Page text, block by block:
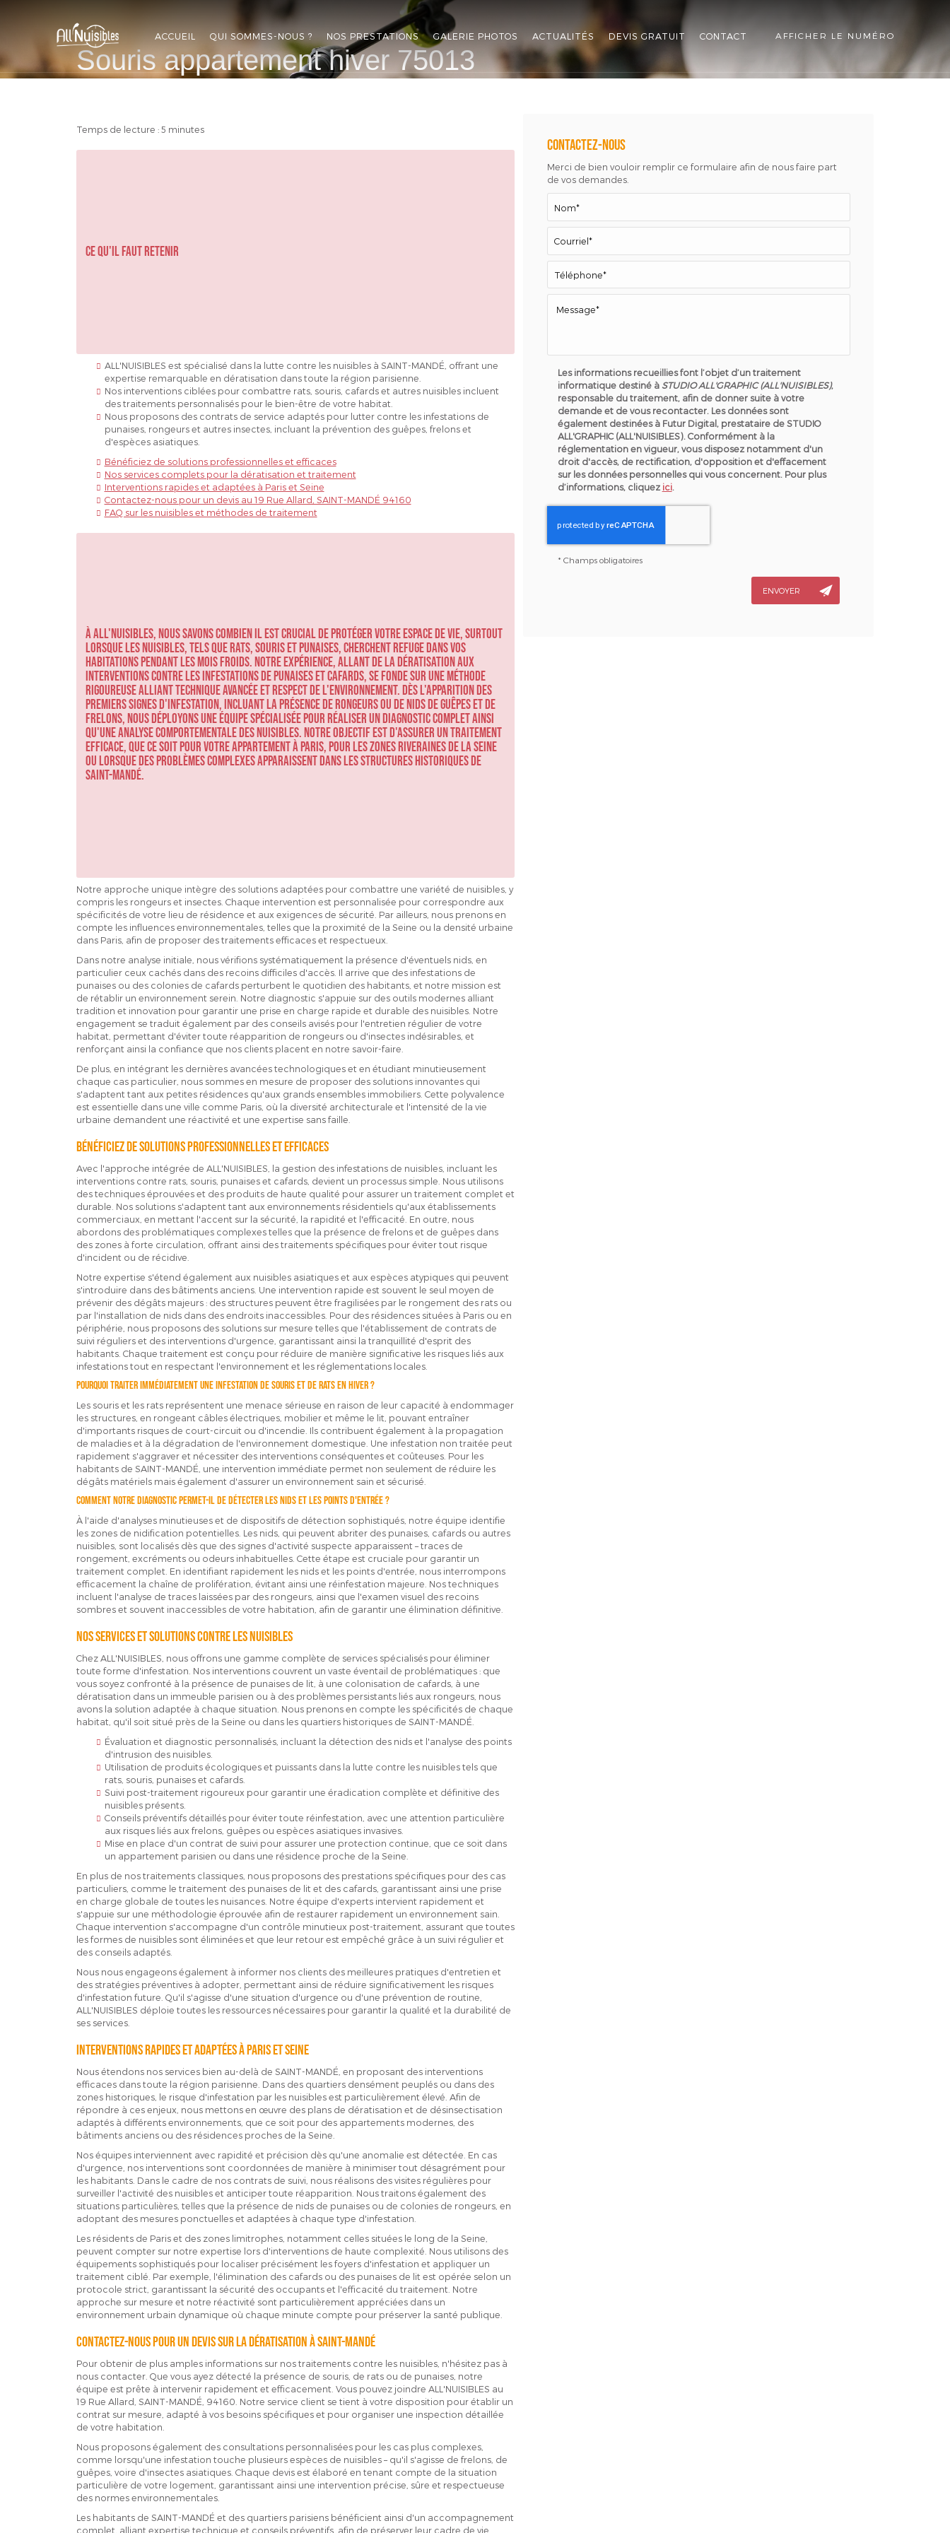
ACCUEIL QUI SOMMES-NOUS ? NOS PRESTATIONS GALERIE PHOTOS ACTUALITÉS DEVIS GRATUIT CONTACT AFFICHER LE NUMÉRO
Souris appartement hiver 75013
Temps de lecture : 5 minutes
Ce qu'il faut retenir
ALL'NUISIBLES est spécialisé dans la lutte contre les nuisibles à SAINT-MANDÉ, offrant une
expertise remarquable en dératisation dans toute la région parisienne.
Nos interventions ciblées pour combattre rats, souris, cafards et autres nuisibles incluent
des traitements personnalisés pour le bien-être de votre habitat.
Nous proposons des contrats de service adaptés pour lutter contre les infestations de
punaises, rongeurs et autres insectes, incluant la prévention des guêpes, frelons et
d'espèces asiatiques.
Bénéficiez de solutions professionnelles et efficaces
Nos services complets pour la dératisation et traitement
Interventions rapides et adaptées à Paris et Seine
Contactez-nous pour un devis au 19 Rue Allard, SAINT-MANDÉ 94160
FAQ sur les nuisibles et méthodes de traitement
À ALL'NUISIBLES, nous savons combien il est crucial de protéger votre espace de vie, surtout
lorsque les nuisibles, tels que rats, souris et punaises, cherchent refuge dans vos
habitations pendant les mois froids. Notre expérience, allant de la dératisation aux
interventions contre les infestations de punaises et cafards, se fonde sur une méthode
rigoureuse alliant technique avancée et respect de l'environnement. Dès l'apparition des
premiers signes d'infestation, incluant la présence de rongeurs ou de nids de guêpes et de
frelons, nous déployons une équipe spécialisée pour réaliser un diagnostic complet ainsi
qu'une analyse comportementale des nuisibles. Notre objectif est d'assurer un traitement
efficace, que ce soit pour votre appartement à Paris, pour les zones riveraines de la Seine
ou lorsque des problèmes complexes apparaissent dans les structures historiques de
SAINT-MANDÉ.
Notre approche unique intègre des solutions adaptées pour combattre une variété de nuisibles, y
compris les rongeurs et insectes. Chaque intervention est personnalisée pour correspondre aux
spécificités de votre lieu de résidence et aux exigences de sécurité. Par ailleurs, nous prenons en
compte les influences environnementales, telles que la proximité de la Seine ou la densité urbaine
dans Paris, afin de proposer des traitements efficaces et respectueux.
Dans notre analyse initiale, nous vérifions systématiquement la présence d'éventuels nids, en
particulier ceux cachés dans des recoins difficiles d'accès. Il arrive que des infestations de
punaises ou des colonies de cafards perturbent le quotidien des habitants, et notre mission est
de rétablir un environnement serein. Notre diagnostic s'appuie sur des outils modernes alliant
tradition et innovation pour garantir une prise en charge rapide et durable des nuisibles. Notre
engagement se traduit également par des conseils avisés pour l'entretien régulier de votre
habitat, permettant d'éviter toute réapparition de rongeurs ou d'insectes indésirables, et
renforçant ainsi la confiance que nos clients placent en notre savoir-faire.
De plus, en intégrant les dernières avancées technologiques et en étudiant minutieusement
chaque cas particulier, nous sommes en mesure de proposer des solutions innovantes qui
s'adaptent tant aux petites résidences qu'aux grands ensembles immobiliers. Cette polyvalence
est essentielle dans une ville comme Paris, où la diversité architecturale et l'intensité de la vie
urbaine demandent une réactivité et une expertise sans faille.
Bénéficiez de solutions professionnelles et efficaces
Avec l'approche intégrée de ALL'NUISIBLES, la gestion des infestations de nuisibles, incluant les
interventions contre rats, souris, punaises et cafards, devient un processus simple. Nous utilisons
des techniques éprouvées et des produits de haute qualité pour assurer un traitement complet et
durable. Nos solutions s'adaptent tant aux environnements résidentiels qu'aux établissements
commerciaux, en mettant l'accent sur la sécurité, la rapidité et l'efficacité. En outre, nous
abordons des problématiques complexes telles que la présence de frelons et de guêpes dans
des zones à forte circulation, offrant ainsi des traitements spécifiques pour éviter tout risque
d'incident ou de récidive.
Notre expertise s'étend également aux nuisibles asiatiques et aux espèces atypiques qui peuvent
s'introduire dans des bâtiments anciens. Une intervention rapide est souvent le seul moyen de
prévenir des dégâts majeurs : des structures peuvent être fragilisées par le rongement des rats ou
par l'installation de nids dans des endroits inaccessibles. Pour des résidences situées à Paris ou en
périphérie, nous proposons des solutions sur mesure telles que l'établissement de contrats de
suivi réguliers et des interventions d'urgence, garantissant ainsi la tranquillité d'esprit des
habitants. Chaque traitement est conçu pour réduire de manière significative les risques liés aux
infestations tout en respectant l'environnement et les réglementations locales.
Pourquoi traiter immédiatement une infestation de souris et de rats en hiver ?
Les souris et les rats représentent une menace sérieuse en raison de leur capacité à endommager
les structures, en rongeant câbles électriques, mobilier et même le lit, pouvant entraîner
d'importants risques de court-circuit ou d'incendie. Ils contribuent également à la propagation
de maladies et à la dégradation de l'environnement domestique. Une infestation non traitée peut
rapidement s'aggraver et nécessiter des interventions conséquentes et coûteuses. Pour les
habitants de SAINT-MANDÉ, une intervention immédiate permet non seulement de réduire les
dégâts matériels mais également d'assurer un environnement sain et sécurisé.
Comment notre diagnostic permet-il de détecter les nids et les points d'entrée ?
À l'aide d'analyses minutieuses et de dispositifs de détection sophistiqués, notre équipe identifie
les zones de nidification potentielles. Les nids, qui peuvent abriter des punaises, cafards ou autres
nuisibles, sont localisés dès que des signes d'activité suspecte apparaissent – traces de
rongement, excréments ou odeurs inhabituelles. Cette étape est cruciale pour garantir un
traitement complet. En identifiant rapidement les nids et les points d'entrée, nous interrompons
efficacement la chaîne de prolifération, évitant ainsi une réinfestation majeure. Nos techniques
incluent l'analyse de traces laissées par des rongeurs, ainsi que l'examen visuel des recoins
sombres et souvent inaccessibles de votre habitation, afin de garantir une élimination définitive.
Nos services et solutions contre les nuisibles
Chez ALL'NUISIBLES, nous offrons une gamme complète de services spécialisés pour éliminer
toute forme d'infestation. Nos interventions couvrent un vaste éventail de problématiques : que
vous soyez confronté à la présence de punaises de lit, à une colonisation de cafards, à une
dératisation dans un immeuble parisien ou à des problèmes persistants liés aux rongeurs, nous
avons la solution adaptée à chaque situation. Nous prenons en compte les spécificités de chaque
habitat, qu'il soit situé près de la Seine ou dans les quartiers historiques de SAINT-MANDÉ.
Évaluation et diagnostic personnalisés, incluant la détection des nids et l'analyse des points
d'intrusion des nuisibles.
Utilisation de produits écologiques et puissants dans la lutte contre les nuisibles tels que
rats, souris, punaises et cafards.
Suivi post-traitement rigoureux pour garantir une éradication complète et définitive des
nuisibles présents.
Conseils préventifs détaillés pour éviter toute réinfestation, avec une attention particulière
aux risques liés aux frelons, guêpes ou espèces asiatiques invasives.
Mise en place d'un contrat de suivi pour assurer une protection continue, que ce soit dans
un appartement parisien ou dans une résidence proche de la Seine.
En plus de nos traitements classiques, nous proposons des prestations spécifiques pour des cas
particuliers, comme le traitement des punaises de lit et des cafards, garantissant ainsi une prise
en charge globale de toutes les nuisances. Notre équipe d'experts intervient rapidement et
s'appuie sur une méthodologie éprouvée afin de restaurer rapidement un environnement sain.
Chaque intervention s'accompagne d'un contrôle minutieux post-traitement, assurant que toutes
les formes de nuisibles sont éliminées et que leur retour est empêché grâce à un suivi régulier et
des conseils adaptés.
Nous nous engageons également à informer nos clients des meilleures pratiques d'entretien et
des stratégies préventives à adopter, permettant ainsi de réduire significativement les risques
d'infestation future. Qu'il s'agisse d'une situation d'urgence ou d'une prévention de routine,
ALL'NUISIBLES déploie toutes les ressources nécessaires pour garantir la qualité et la durabilité de
ses services.
Interventions rapides et adaptées à Paris et Seine
Nous étendons nos services bien au-delà de SAINT-MANDÉ, en proposant des interventions
efficaces dans toute la région parisienne. Dans des quartiers densément peuplés ou dans des
zones historiques, le risque d'infestation par les nuisibles est particulièrement élevé. Afin de
répondre à ces enjeux, nous mettons en œuvre des plans de dératisation et de désinsectisation
adaptés à différents environnements, que ce soit pour des appartements modernes, des
bâtiments anciens ou des résidences proches de la Seine.
Nos équipes interviennent avec rapidité et précision dès qu'une anomalie est détectée. En cas
d'urgence, nos interventions sont coordonnées de manière à minimiser tout désagrément pour
les habitants. Dans le cadre de nos contrats de suivi, nous réalisons des visites régulières pour
surveiller l'activité des nuisibles et anticiper toute réapparition. Nous traitons également des
situations particulières, telles que la présence de nids de punaises ou de colonies de rongeurs, en
adoptant des mesures ponctuelles et adaptées à chaque type d'infestation.
Les résidents de Paris et des zones limitrophes, notamment celles situées le long de la Seine,
peuvent compter sur notre expertise lors d'interventions de haute complexité. Nous utilisons des
équipements sophistiqués pour localiser précisément les foyers d'infestation et appliquer un
traitement ciblé. Par exemple, l'élimination des cafards ou des punaises de lit est opérée selon un
protocole strict, garantissant la sécurité des occupants et l'efficacité du traitement. Notre
approche sur mesure et notre réactivité sont particulièrement appréciées dans un
environnement urbain dynamique où chaque minute compte pour préserver la santé publique.
Contactez-nous pour un devis sur la dératisation à SAINT-MANDÉ
Pour obtenir de plus amples informations sur nos traitements contre les nuisibles, n'hésitez pas à
nous contacter. Que vous ayez détecté la présence de souris, de rats ou de punaises, notre
équipe est prête à intervenir rapidement et efficacement. Vous pouvez joindre ALL'NUISIBLES au
19 Rue Allard, SAINT-MANDÉ, 94160. Notre service client se tient à votre disposition pour établir un
contrat sur mesure, adapté à vos besoins spécifiques et pour organiser une inspection détaillée
de votre habitation.
Nous proposons également des consultations personnalisées pour les cas plus complexes,
comme lorsqu'une infestation touche plusieurs espèces de nuisibles – qu'il s'agisse de frelons, de
guêpes, voire d'insectes asiatiques. Chaque devis est élaboré en tenant compte de la situation
particulière de votre logement, garantissant ainsi une intervention précise, sûre et respectueuse
des normes environnementales.
Les habitants de SAINT-MANDÉ et des quartiers parisiens bénéficient ainsi d'un accompagnement
complet, alliant expertise technique et conseils préventifs, afin de préserver leur cadre de vie
Contactez-nous
Merci de bien vouloir remplir ce formulaire afin de nous faire part
de vos demandes.
Les informations recueillies font l’objet d’un traitement
informatique destiné àSTUDIO ALL'GRAPHIC (ALL'NUISIBLES),
responsable du traitement, afin de donner suite à votre
demande et de vous recontacter. Les données sont
également destinées à Futur Digital, prestataire de STUDIO
ALL'GRAPHIC (ALL'NUISIBLES). Conformément à la
réglementation en vigueur, vous disposez notamment d'un
droit d'accès, de rectification, d'opposition et d'effacement
sur les données personnelles qui vous concernent. Pour plus
d’informations, cliquez ici.
* Champs obligatoires